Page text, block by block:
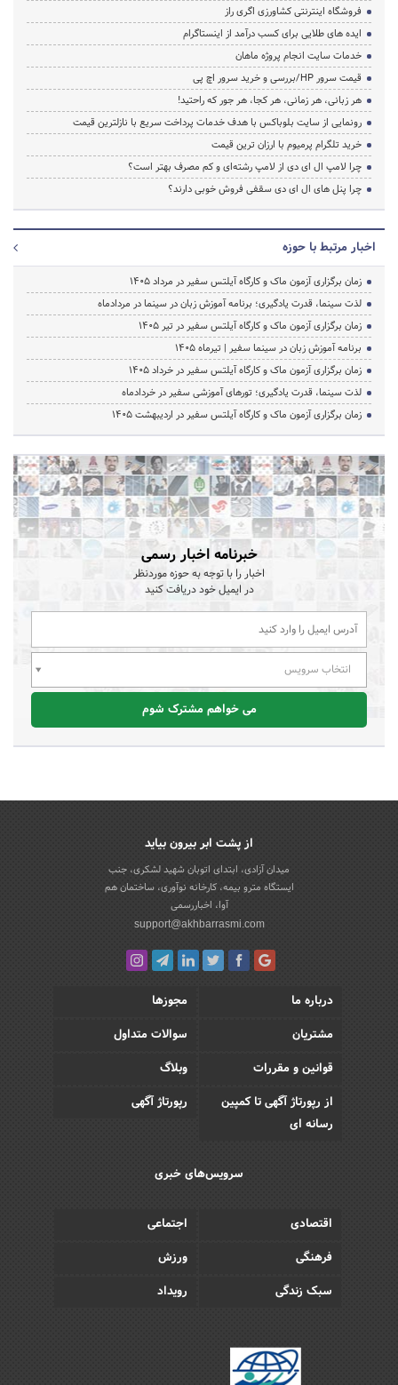
فروشگاه اینترنتی کشاورزی اگری راز
ایده های طلایی برای کسب درآمد از اینستاگرام
خدمات سایت انجام پروژه ماهان
قیمت سرور HP/بررسی و خرید سرور اچ پی
هر زبانی، هر زمانی، هر کجا، هر جور که راحتید!
رونمایی از سایت بلوباکس با هدف خدمات پرداخت سریع با نازلترین قیمت
خرید تلگرام پرمیوم با ارزان ترین قیمت
چرا لامپ ال ای دی از لامپ رشته‌ای و کم مصرف بهتر است؟
چرا پنل های ال ای دی سقفی فروش خوبی دارند؟
اخبار مرتبط با حوزه
زمان برگزاری آزمون ماک و کارگاه آیلتس سفیر در مرداد 1405
لذت سینما، قدرت یادگیری؛ برنامه آموزش زبان در سینما در مردادماه
زمان برگزاری آزمون ماک و کارگاه آیلتس سفیر در تیر 1405
برنامه آموزش زبان در سینما سفیر | تیرماه ۱۴۰۵
زمان برگزاری آزمون ماک و کارگاه آیلتس سفیر در خرداد 1405
لذت سینما، قدرت یادگیری؛ تورهای آموزشی سفیر در خردادماه
زمان برگزاری آزمون ماک و کارگاه آیلتس سفیر در اردیبهشت 1405
خبرنامه اخبار رسمی
اخبار را با توجه به حوزه موردنظر
در ایمیل خود دریافت کنید
انتخاب سرویس
می خواهم مشترک شوم
از پشت ابر بیرون بیاید
میدان آزادی، ابتدای اتوبان شهید لشکری، جنب
ایستگاه مترو بیمه، کارخانه نوآوری، ساختمان هم
آوا، اخباررسمی
support@akhbarrasmi.com
درباره ما
مجوزها
مشتریان
سوالات متداول
قوانین و مقررات
وبلاگ
از رپورتاژ آگهی تا کمپین
رسانه ای
رپورتاژ آگهی
سرویس‌های خبری
اقتصادی
اجتماعی
فرهنگی
ورزش
سبک زندگی
رویداد